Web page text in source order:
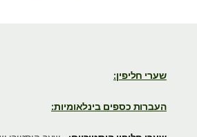
שערי חליפין:
העברות כספים בינלאומיות: